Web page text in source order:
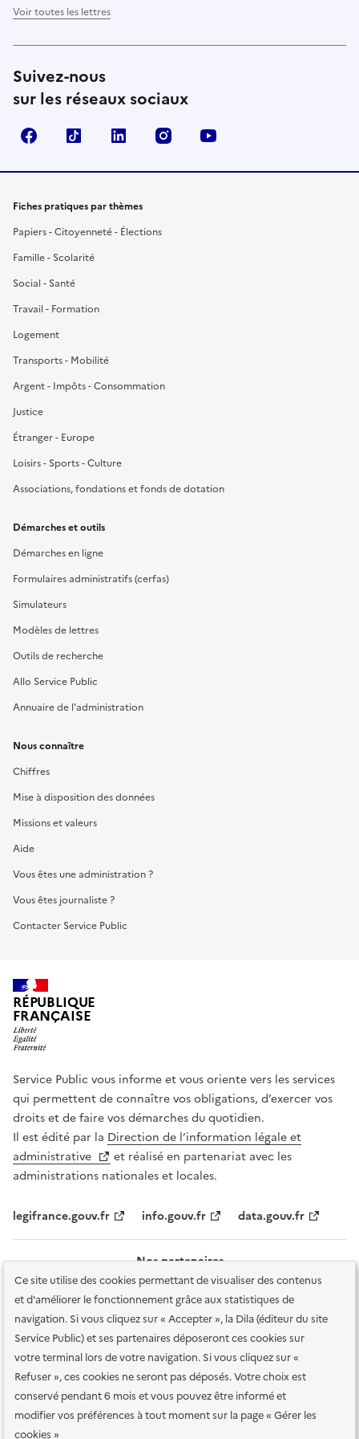
Ce site utilise des cookies permettant de visualiser des contenus
et d'améliorer le fonctionnement grâce aux statistiques de
navigation. Si vous cliquez sur « Accepter », la Dila (éditeur du site
Service Public) et ses partenaires déposeront ces cookies sur
votre terminal lors de votre navigation. Si vous cliquez sur «
Refuser », ces cookies ne seront pas déposés. Votre choix est
conservé pendant 6 mois et vous pouvez être informé et
modifier vos préférences à tout moment sur la page « Gérer les
cookies »
Voir toutes les lettres
Suivez-nous
sur les réseaux sociaux
FacebookTikTok LinkedIn Instagram
Fiches pratiques par thèmes
Papiers - Citoyenneté - Élections
Famille - Scolarité
Social - Santé
Travail - Formation
Logement
Transports - Mobilité
Argent - Impôts - Consommation
Justice
Étranger - Europe
Loisirs - Sports - Culture
Associations, fondations et fonds de dotation
Démarches et outils
Démarches en ligne
Formulaires administratifs (cerfas)
Simulateurs
Modèles de lettres
Outils de recherche
Allo Service Public
Annuaire de l'administration
Nous connaître
Chiffres
Mise à disposition des données
Missions et valeurs
Aide
Vous êtes une administration ?
Vous êtes journaliste ?
Contacter Service Public
RÉPUBLIQUE
FRANÇAISE
Service Public vous informe et vous oriente vers les services
qui permettent de connaître vos obligations, d’exercer vos
droits et de faire vos démarches du quotidien.
Il est édité par la Direction de l’information légale et
administrative
et réalisé en partenariat avec les
administrations nationales et locales.
legifrance.gouv.fr info.gouv.fr data.gouv.fr
Nos partenaires
Plan du site Accessibilité : totalement conforme
Accessibilité des
services en ligne Mentions légales Données personnelles et sécurité
Conditions générales d'utilisation Gestion des cookies